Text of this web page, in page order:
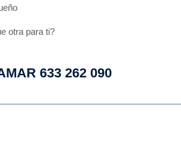
otra para ti?
633 262 090